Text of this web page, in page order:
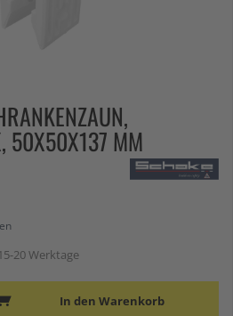
50X50X137 MM
20 Werktage
In den Warenkorb